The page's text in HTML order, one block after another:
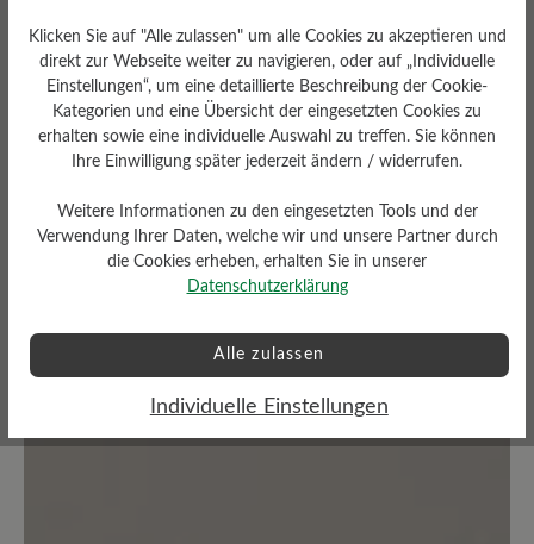
Durchschnittliche Bewertung
Bewerten Sie dieses Produkt!
Teilen Sie Ihre Erfahrungen mit anderen
Kunden.
Bewertung schreiben
Klicken Sie auf "Alle zulassen" um alle Cookies zu akzeptieren und
direkt zur Webseite weiter zu navigieren, oder auf „Individuelle
Einstellungen“, um eine detaillierte Beschreibung der Cookie-
Kategorien und eine Übersicht der eingesetzten Cookies zu
erhalten sowie eine individuelle Auswahl zu treffen. Sie können
Ihre Einwilligung später jederzeit ändern / widerrufen.
Weitere Informationen zu den eingesetzten Tools und der
Verwendung Ihrer Daten, welche wir und unsere Partner durch
die Cookies erheben, erhalten Sie in unserer
Datenschutzerklärung
Alle zulassen
Individuelle Einstellungen